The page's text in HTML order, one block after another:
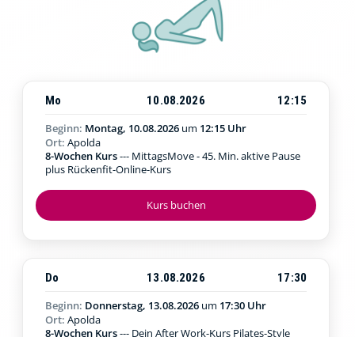
Kurs buchen
Mo 10.08.2026
12:15
Beginn: Montag, 10.08.2026 um 12:15 Uhr
Ort: Apolda
8-Wochen Kurs--- MittagsMove - 45. Min. aktive Pause
plus Rückenfit-Online-Kurs
Do 13.08.2026
17:30
Beginn: Donnerstag, 13.08.2026 um 17:30 Uhr
Ort: Apolda
8-Wochen Kurs--- Dein After Work-Kurs Pilates-Style